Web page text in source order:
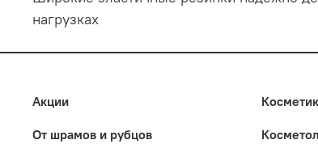
нагрузках
Акции
От шрамов и рубцов